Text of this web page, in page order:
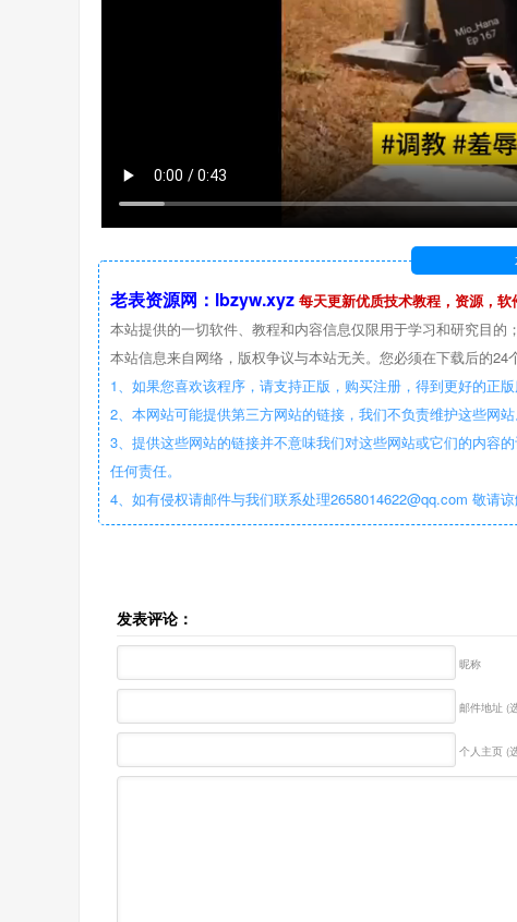
老表资源网：lbzyw.xyz 每天更新优质技术教程，资源，软
本站提供的一切软件、教程和内容信息仅限用于学习和研究目的
本站信息来自网络，版权争议与本站无关。您必须在下载后的24
1、如果您喜欢该程序，请支持正版，购买注册，得到更好的正版
2、本网站可能提供第三方网站的链接，我们不负责维护这些网
3、提供这些网站的链接并不意味我们对这些网站或它们的内容
任何责任。
4、如有侵权请邮件与我们联系处理2658014622@qq.com 敬请谅
发表评论：
昵称
邮件地址 (
个人主页 (